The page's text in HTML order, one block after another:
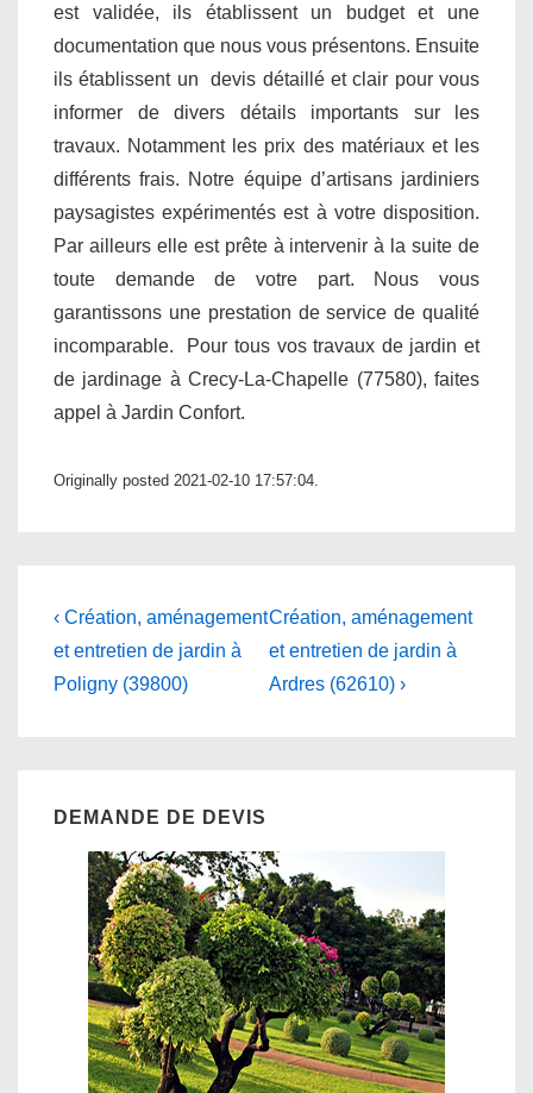
est validée, ils établissent un budget et une
documentation que nous vous présentons. Ensuite
ils établissent un devis détaillé et clair pour vous
informer de divers détails importants sur les
travaux. Notamment les prix des matériaux et les
différents frais. Notre équipe d’artisans jardiniers
paysagistes expérimentés est à votre disposition.
Par ailleurs elle est prête à intervenir à la suite de
toute demande de votre part. Nous vous
garantissons une prestation de service de qualité
incomparable. Pour tous vos travaux de jardin et
de jardinage à Crecy-La-Chapelle (77580), faites
appel à Jardin Confort.
Originally posted 2021-02-10 17:57:04.
Navigation
de
l’article
Previous
Post
is
‹ Création, aménagement
et entretien de jardin à
Poligny (39800)
Next
Post
is
Création, aménagement
et entretien de jardin à
Ardres (62610) ›
DEMANDE DE DEVIS